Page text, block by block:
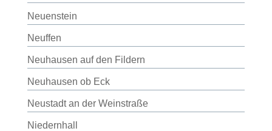
Neuenstein
Neuffen
Neuhausen auf den Fildern
Neuhausen ob Eck
Neustadt an der Weinstraße
Niedernhall